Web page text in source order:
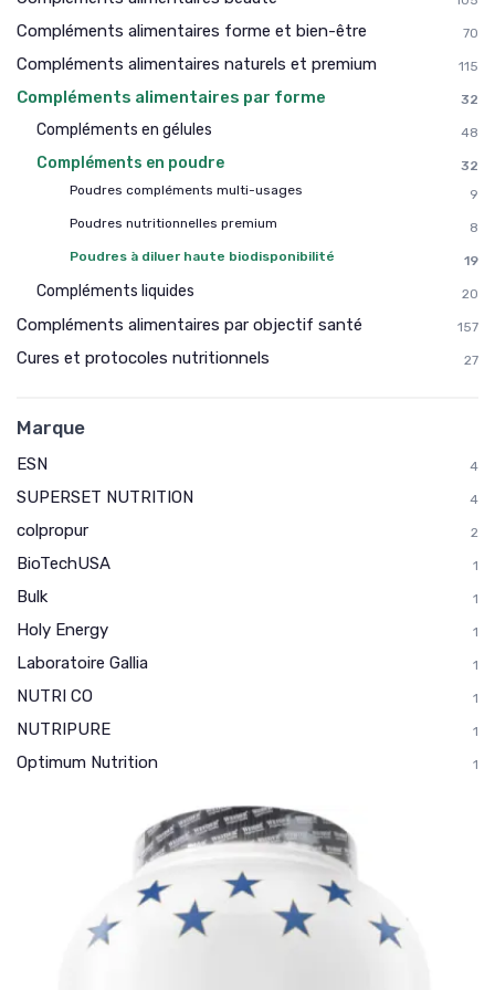
Compléments alimentaires forme et bien-être 70
Compléments alimentaires naturels et premium 115
Compléments alimentaires par forme 32
Compléments en gélules 48
Compléments en poudre
32
Poudres compléments multi-usages
9
Poudres nutritionnelles premium
8
Poudres à diluer haute biodisponibilité
19
Compléments liquides 20
Compléments alimentaires par objectif santé 157
Cures et protocoles nutritionnels 27
Marque
ESN 4
SUPERSET NUTRITION 4
colpropur 2
BioTechUSA 1
Bulk 1
Holy Energy 1
Laboratoire Gallia 1
NUTRI CO 1
NUTRIPURE 1
Optimum Nutrition 1